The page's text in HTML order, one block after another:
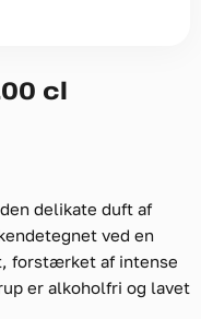
cl
delikate duft af
ved en
forstærket af intense
er alkoholfri og lavet